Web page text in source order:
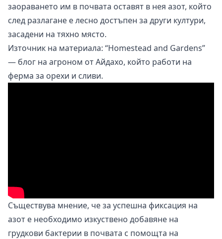
заораването им в почвата оставят в нея азот, който
след разлагане е лесно достъпен за други култури,
засадени на тяхно място.
Източник на материала: “Homestead and Gardens”
— блог на агроном от Айдахо, който работи на
ферма за орехи и сливи.
Съществува мнение, че за успешна фиксация на
азот е необходимо изкуствено добавяне на
грудкови бактерии в почвата с помощта на